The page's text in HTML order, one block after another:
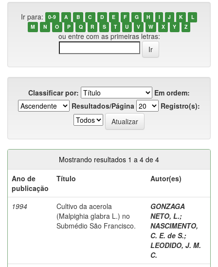
Ir para: 0-9 A B C D E F G H I J K
L
M
N O P Q R S T U V W X Y Z
ou entre com as primeiras letras:
Classificar por:
Em ordem:
Resultados/Página
Registro(s):
Mostrando resultados 1 a 4 de 4
Ano de
publicação
Título Autor(es)
1994
Cultivo da acerola
(Malpighia glabra L.) no
Submédio São Francisco.
GONZAGA
NETO, L.;
NASCIMENTO,
C. E. de S.;
LEODIDO, J. M.
C.